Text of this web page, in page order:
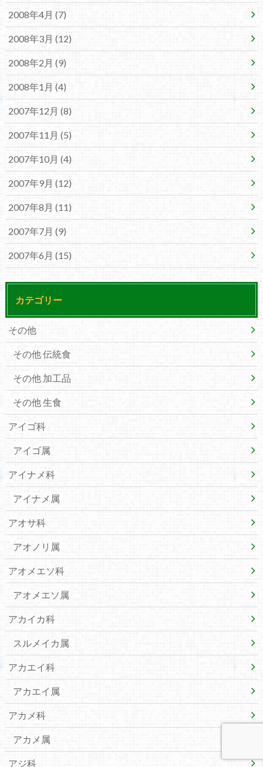
2008年4月 (7)
2008年3月 (12)
2008年2月 (9)
2008年1月 (4)
2007年12月 (8)
2007年11月 (5)
2007年10月 (4)
2007年9月 (12)
2007年8月 (11)
2007年7月 (9)
2007年6月 (15)
カテゴリー
その他
その他 伝統食
その他 加工品
その他 生食
アイゴ科
アイゴ属
アイナメ科
アイナメ属
アオサ科
アオノリ属
アオメエソ科
アオメエソ属
アカイカ科
スルメイカ属
アカエイ科
アカエイ属
アカメ科
アカメ属
アジ科